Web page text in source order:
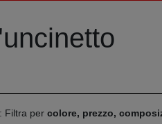
Filtra per colore, prezzo,